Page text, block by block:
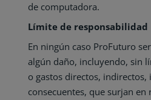
de computadora.
Límite de responsabilidad
En ningún caso ProFuturo
algún daño, incluyendo, sin
o gastos directos, indirectos,
consecuentes, que surjan en